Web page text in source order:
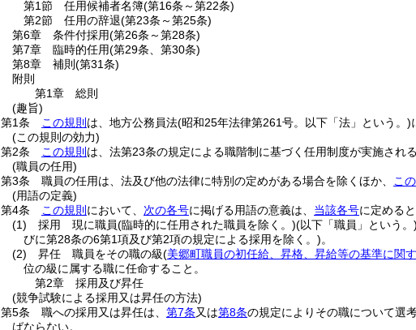
第1節
任用候補者名簿(第16条～第22条)
第2節
任用の辞退(第23条～第25条)
第6章
条件付採用(第26条～第28条)
第7章
臨時的任用(第29条、第30条)
第8章
補則 (第31条)
附則
第1章
総則
(趣旨)
第1条
この規則 は、地方公務員法(昭和25年法律第261号。以下「法」という。)
(この規則の効力)
第2条
この規則 は、法第23条の規定による職階制に基づく任用制度が実施され
(職員の任用)
第3条
職員の任用は、法及び他の法律に特別の定めがある場合を除くほか、 こ
(用語の定義)
第4条
この規則 において、 次の各号に掲げる用語の意義は、 当該各号に定める
(1)
採用 現に職員(臨時的に任用された職員を除く。)(以下「職員」という。)
びに第28条の6第1項及び第2項の規定による採用を除く。)。
(2)
昇任 職員をその職の級(美郷町職員の初任給、昇格、昇給等の基準に関
位の級に属する職に任命すること。
第2章
採用及び昇任
(競争試験による採用又は昇任の方法)
第5条
職への採用又は昇任は、 第7条又は第8条の規定によりその職について選
ばならない。